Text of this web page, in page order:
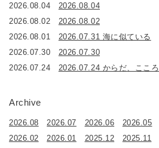
2026.08.04
2026.08.04
2026.08.02
2026.08.02
2026.08.01
2026.07.31 海に似ている
2026.07.30
2026.07.30
2026.07.24
2026.07.24 からだ、こころ
Archive
2026.08 2026.07 2026.06 2026.05
2026.02
2026.01 2025.12 2025.11